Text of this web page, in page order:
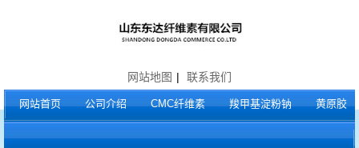
网站地图 | 联系我们
网站首页 公司介绍 CMC纤维素 羧甲基淀粉钠 黄原胶